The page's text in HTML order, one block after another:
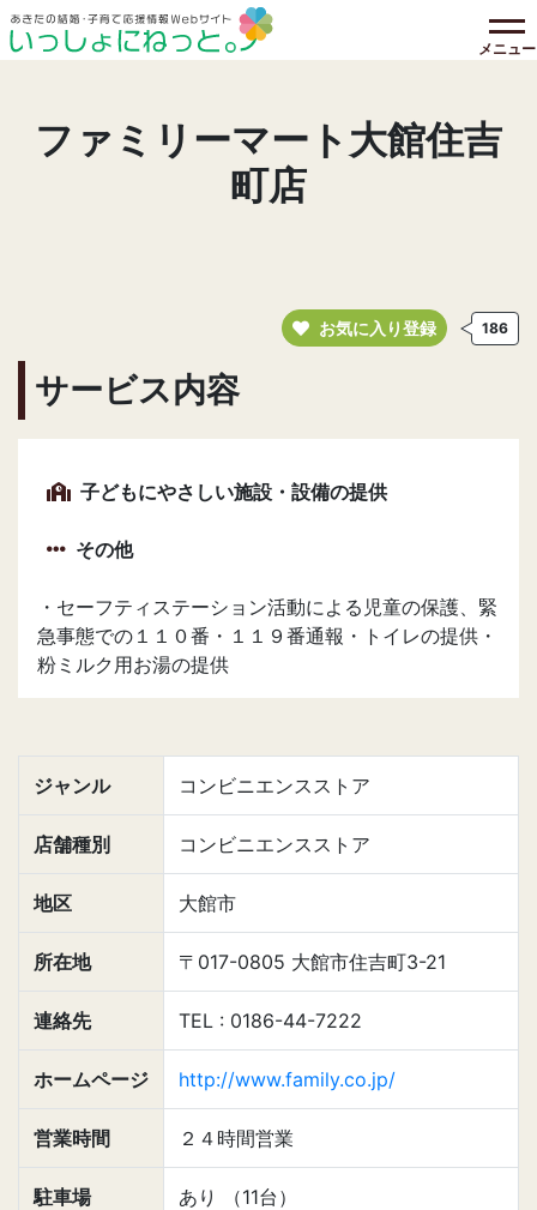
メニュー
ファミリーマート大館住吉
町店
お気に入り登録 186
サービス内容
子どもにやさしい施設・設備の提供
その他
・セーフティステーション活動による児童の保護、緊
急事態での１１０番・１１９番通報・トイレの提供・
粉ミルク用お湯の提供
ジャンル コンビニエンスストア
店舗種別 コンビニエンスストア
地区 大館市
所在地 〒017-0805 大館市住吉町3-21
連絡先 TEL : 0186-44-7222
ホームページ http://www.family.co.jp/
営業時間 ２４時間営業
駐車場 あり （11台）